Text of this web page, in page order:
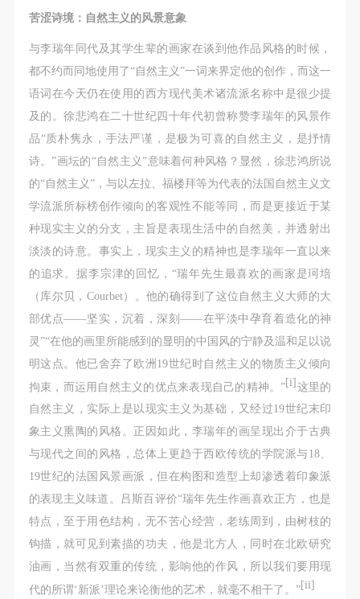
苦涩诗境：自然主义的风景意象
与李瑞年同代及其学生辈的画家在谈到他作品风格的时候，
都不约而同地使用了“自然主义”一词来界定他的创作，而这一
语词在今天仍在使用的西方现代美术诸流派名称中是很少提
及的。徐悲鸿在二十世纪四十年代初曾称赞李瑞年的风景作
品“质朴隽永，手法严谨，是极为可喜的自然主义，是抒情
诗。”画坛的“自然主义”意味着何种风格？显然，徐悲鸿所说
的“自然主义”，与以左拉、福楼拜等为代表的法国自然主义文
学流派所标榜创作倾向的客观性不能等同，而是更接近于某
种现实主义的分支，主旨是表现生活中的自然美，并透射出
淡淡的诗意。事实上，现实主义的精神也是李瑞年一直以来
的追求。据李宗津的回忆，“瑞年先生最喜欢的画家是珂培
（库尔贝，Courbet）。他的确得到了这位自然主义大师的大
部优点——坚实，沉着，深刻——在平淡中孕育着造化的神
灵”“在他的画里所能感到的显明的中国风的宁静及温和足以说
明这点。他已舍弃了欧洲19世纪时自然主义的物质主义倾向
拘束，而运用自然主义的优点来表现自己的精神。”[i]这里的
自然主义，实际上是以现实主义为基础，又经过19世纪末印
象主义熏陶的风格。正因如此，李瑞年的画呈现出介于古典
与现代之间的风格，总体上更趋于西欧传统的学院派与18、
19世纪的法国风景画派，但在构图和造型上却渗透着印象派
的表现主义味道。吕斯百评价“瑞年先生作画喜欢正方，也是
特点，至于用色结构，无不苦心经营，老练周到，由树枝的
钩描，就可见到素描的功夫，他是北方人，同时在北欧研究
油画，当然有双重的传统，影响他的作风，所以我们要用现
代的所谓‘新派’理论来论衡他的艺术，就毫不相干了。”[ii]
品质。
第三条
参加本次活动人员应该是成年人（具有完全民事行为
能力的人，18周岁以上）未成年人必须在成年人的陪
同下参观。
第四条
参加活动者在此次活动期间的人身安全责任自负。鼓
励参加者自行购买人身安全保险。活动中一旦出现事
故，活动中任何非事故当事人及美术馆将不承担人身
事故的任何责任，但有互相援助的义务。参加活动的
成员应当积极主动的组织实施救援工作，但对事故本
身不承担任何法律责任和经济责任。参加本次活动者
的人身安全不负有民事及相关连带责任。
第五条
参加活动者在此次活动期间应主动遵守美术馆活动秩
序、维护美术馆场地及展示、展览、馆藏艺术作品及
衍生品的安全。活动中一旦因个人原因造成美术馆场
地、空间、艺术品、衍生品等受到不同程度的损失、
破坏。活动中任何非事故当事人及美术馆将不承担相
应的责任与损失，应由参与活动者根据相应的法律条
文、组织规定进行协商和赔偿。并追究相应的法律责
任和经济责任。
第六条
参与活动者在参与活动时应当在美术馆工作人员及活
动导师、教师指导下进行，并正确的使用活动中所涉
及到的绘画工具、创作材料及配套设备、设施，若参
品质。
第三条
参加本次活动人员应该是成年人（具有完全民事行为
能力的人，18周岁以上）未成年人必须在成年人的陪
同下参观。
第四条
参加活动者在此次活动期间的人身安全责任自负。鼓
励参加者自行购买人身安全保险。活动中一旦出现事
故，活动中任何非事故当事人及美术馆将不承担人身
事故的任何责任，但有互相援助的义务。参加活动的
成员应当积极主动的组织实施救援工作，但对事故本
身不承担任何法律责任和经济责任。参加本次活动者
的人身安全不负有民事及相关连带责任。
第五条
参加活动者在此次活动期间应主动遵守美术馆活动秩
序、维护美术馆场地及展示、展览、馆藏艺术作品及
衍生品的安全。活动中一旦因个人原因造成美术馆场
地、空间、艺术品、衍生品等受到不同程度的损失、
破坏。活动中任何非事故当事人及美术馆将不承担相
应的责任与损失，应由参与活动者根据相应的法律条
文、组织规定进行协商和赔偿。并追究相应的法律责
任和经济责任。
第六条
参与活动者在参与活动时应当在美术馆工作人员及活
动导师、教师指导下进行，并正确的使用活动中所涉
及到的绘画工具、创作材料及配套设备、设施，若参
品质。
第三条
参加本次活动人员应该是成年人（具有完全民事行为
能力的人，18周岁以上）未成年人必须在成年人的陪
同下参观。
第四条
参加活动者在此次活动期间的人身安全责任自负。鼓
励参加者自行购买人身安全保险。活动中一旦出现事
故，活动中任何非事故当事人及美术馆将不承担人身
事故的任何责任，但有互相援助的义务。参加活动的
成员应当积极主动的组织实施救援工作，但对事故本
身不承担任何法律责任和经济责任。参加本次活动者
的人身安全不负有民事及相关连带责任。
第五条
参加活动者在此次活动期间应主动遵守美术馆活动秩
序、维护美术馆场地及展示、展览、馆藏艺术作品及
衍生品的安全。活动中一旦因个人原因造成美术馆场
地、空间、艺术品、衍生品等受到不同程度的损失、
破坏。活动中任何非事故当事人及美术馆将不承担相
应的责任与损失，应由参与活动者根据相应的法律条
文、组织规定进行协商和赔偿。并追究相应的法律责
任和经济责任。
第六条
参与活动者在参与活动时应当在美术馆工作人员及活
动导师、教师指导下进行，并正确的使用活动中所涉
及到的绘画工具、创作材料及配套设备、设施，若参